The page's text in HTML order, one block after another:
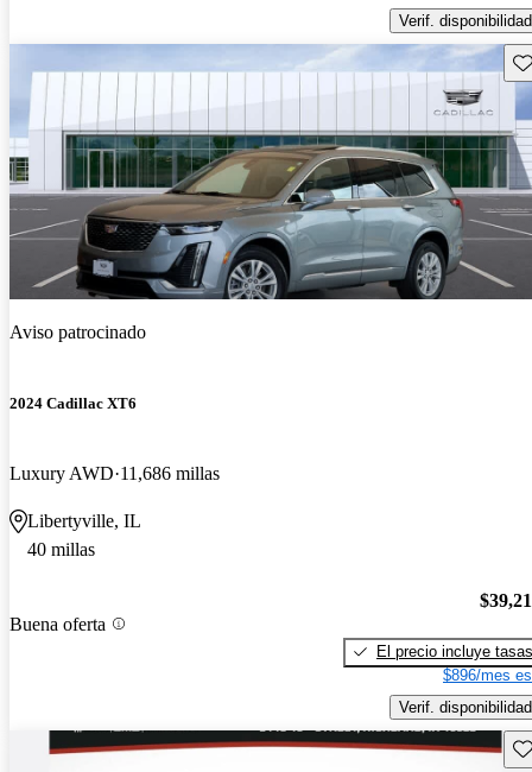
Verif. disponibilidad
Aviso patrocinado
2024 Cadillac XT6
Luxury AWD 11,686 millas
Libertyville, IL
40 millas
Buena oferta
El precio incluye tasas
$896/mes
Verif. disponibilidad